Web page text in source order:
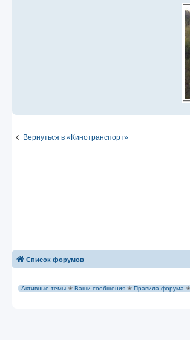
и
Вернуться в «Кинотранспорт»
Список форумов
Активные темы ✭ Ваши сообщения ✭ Правила форума ✭